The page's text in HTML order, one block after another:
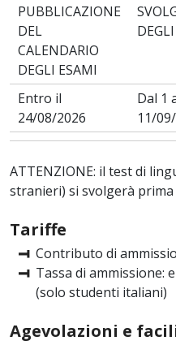
PUBBLICAZIONE
DEL
CALENDARIO
DEGLI ESAMI
Entro il
24/08/2026
Dal 1
11/
ATTENZIONE: il test di
stranieri) si svolgerà
Tariffe
Contributo di
Tassa di ammissione:
(solo studenti italiani)
Agevolazioni e